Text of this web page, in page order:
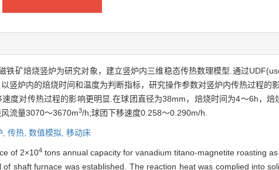
铁矿焙烧竖炉为研究对象，建立竖炉内三维稳态传热数理模型.通过
竖炉内的焙烧时间和温度为判断指标，研究操作参数对竖炉内传热过程
度对传热过程的影响更明显.在球团直径为38mm，焙烧时间为4～6h，
流量3070～3670m3/h;球团下移速度0.258～0.290m/h.
, 传热, 数值模拟, 移动床
of 2×104 tons annual capacity for vanadium titano-magnetite roasting
shaft furnace was established. The reaction heat was complied into